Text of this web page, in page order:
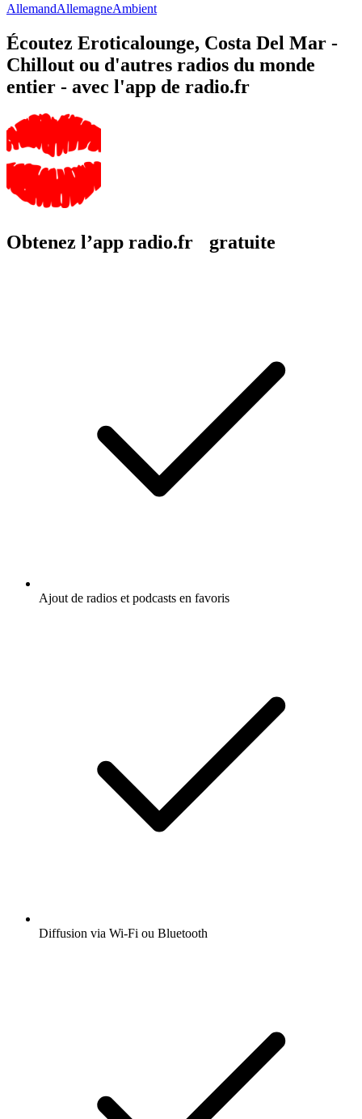
AllemandAllemagneAmbient
Écoutez Eroticalounge, Costa Del Mar -
Chillout ou d'autres radios du monde
entier - avec l'app de radio.fr
Obtenez l’app radio.fr gratuite
Ajout de radios et podcasts en favoris
Diffusion via Wi-Fi ou Bluetooth